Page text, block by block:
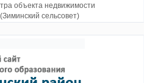
объекта недвижимости
сельсовет)